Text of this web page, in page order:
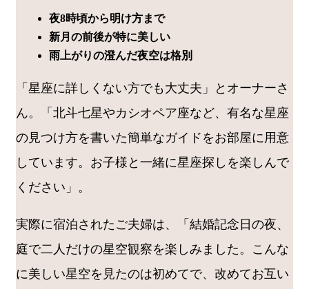
夜8時頃から明け方まで
新月の前後が特に美しい
雨上がりの澄んだ夜空は格別
「星座に詳しくない方でも大丈夫」とオーナーさ
ん。「北斗七星やカシオペア座など、有名な星座
の見つけ方を書いた簡単なガイドをお部屋に用意
しています。お子様と一緒に星座探しを楽しんで
ください」。
実際に宿泊されたご夫婦は、「結婚記念日の夜、
庭で二人だけの星空観察を楽しみました。こんな
に美しい星空を見たのは初めてで、改めてお互い